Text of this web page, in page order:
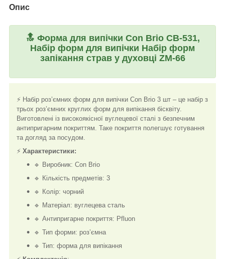
Опис
🔝 Форма для випічки Con Brio CB-531,
Набір форм для випічки Набір форм
запікання страв у духовці ZM-66
⚡ Набір роз’ємних форм для випічки Con Brio 3 шт – це набір з
трьох роз’ємних круглих форм для випікання бісквіту.
Виготовлені із високоякісної вуглецевої сталі з безпечним
антипригарним покриттям. Таке покриття полегшує готування
та догляд за посудом.
⚡ Характеристики:
🔹 Виробник: Con Brio
🔹 Кількість предметів: 3
🔹 Колір: чорний
🔹 Матеріал: вуглецева сталь
🔹 Антипригарне покриття: Pfluon
🔹 Тип форми: роз’ємна
🔹 Тип: форма для випікання